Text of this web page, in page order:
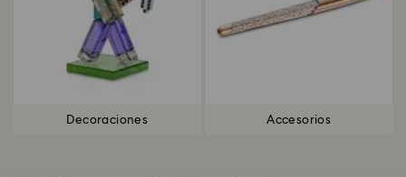
Decoraciones Accesorios